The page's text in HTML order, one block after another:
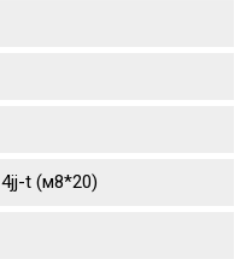
t (м8*20)